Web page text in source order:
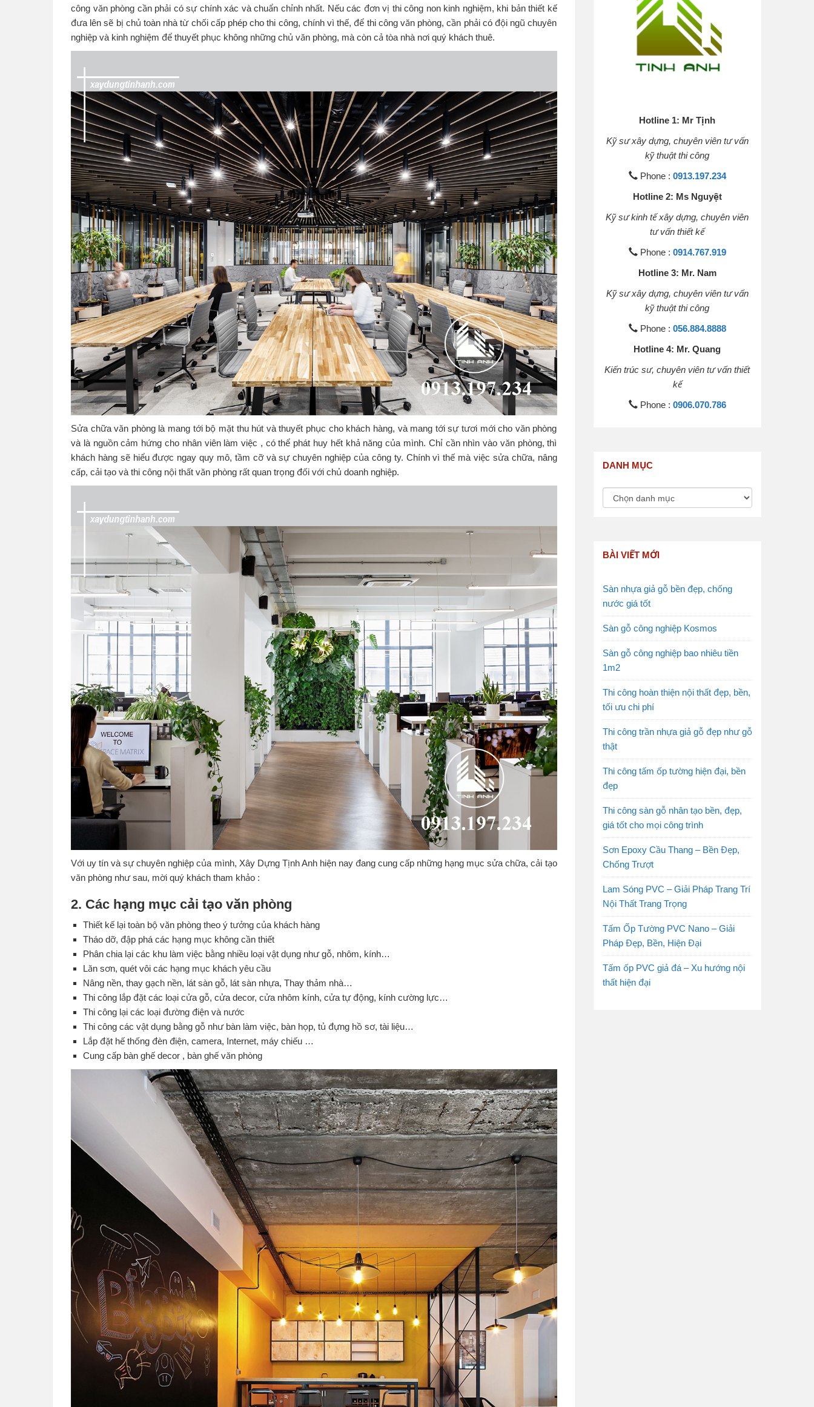
công văn phòng cần phải có sự chính xác và chuẩn chỉnh nhất. Nếu các đơn vị thi công non kinh nghiệm, khi bản thiết kế
đưa lên sẽ bị chủ toàn nhà từ chối cấp phép cho thi công, chính vì thế, để thi công văn phòng, cần phải có đội ngũ chuyên
nghiệp và kinh nghiệm để thuyết phục không những chủ văn phòng, mà còn cả tòa nhà nơi quý khách thuê.
Sửa chữa văn phòng là mang tới bộ mặt thu hút và thuyết phục cho khách hàng, và mang tới sự tươi mới cho văn phòng
và là nguồn cảm hứng cho nhân viên làm việc , có thể phát huy hết khả năng của mình. Chỉ cần nhìn vào văn phòng, thì
khách hàng sẽ hiểu được ngay quy mô, tầm cỡ và sự chuyên nghiệp của công ty. Chính vì thế mà việc sửa chữa, nâng
cấp, cải tạo và thi công nội thất văn phòng rất quan trọng đối với chủ doanh nghiệp.
Với uy tín và sự chuyên nghiệp của mình, Xây Dựng Tịnh Anh hiện nay đang cung cấp những hạng mục sửa chữa, cải tạo
văn phòng như sau, mời quý khách tham khảo :
2. Các hạng mục cải tạo văn phòng
Thiết kế lại toàn bộ văn phòng theo ý tưởng của khách hàng
Tháo dỡ, đập phá các hạng mục không cần thiết
Phân chia lại các khu làm việc bằng nhiều loại vật dụng như gỗ, nhôm, kính…
Lăn sơn, quét vôi các hạng mục khách yêu cầu
Nâng nền, thay gạch nền, lát sàn gỗ, lát sàn nhựa, Thay thảm nhà…
Thi công lắp đặt các loại cửa gỗ, cửa decor, cửa nhôm kính, cửa tự động, kính cường lực…
Thi công lại các loại đường điện và nước
Thi công các vật dụng bằng gỗ như bàn làm việc, bàn họp, tủ đựng hồ sơ, tài liệu…
Lắp đặt hế thống đèn điện, camera, Internet, máy chiếu …
Cung cấp bàn ghế decor , bàn ghế văn phòng
Hotline 1: Mr Tịnh
Kỹ sư xây dựng, chuyên viên tư vấn
kỹ thuật thi công
Phone : 0913.197.234
Hotline 2: Ms Nguyệt
Kỹ sư kinh tế xây dựng, chuyên viên
tư vấn thiết kế
Phone : 0914.767.919
Hotline 3: Mr. Nam
Kỹ sư xây dựng, chuyên viên tư vấn
kỹ thuật thi công
Phone : 056.884.8888
Hotline 4: Mr. Quang
Kiến trúc sư, chuyên viên tư vấn thiết
kế
Phone : 0906.070.786
DANH MỤC
BÀI VIẾT MỚI
Sàn nhựa giả gỗ bền đẹp, chống
nước giá tốt
Sàn gỗ công nghiệp Kosmos
Sàn gỗ công nghiệp bao nhiêu tiền
1m2
Thi công hoàn thiện nội thất đẹp, bền,
tối ưu chi phí
Thi công trần nhựa giả gỗ đẹp như gỗ
thật
Thi công tấm ốp tường hiện đại, bền
đẹp
Thi công sàn gỗ nhân tạo bền, đẹp,
giá tốt cho mọi công trình
Sơn Epoxy Cầu Thang – Bền Đẹp,
Chống Trượt
Lam Sóng PVC – Giải Pháp Trang Trí
Nội Thất Trang Trọng
Tấm Ốp Tường PVC Nano – Giải
Pháp Đẹp, Bền, Hiện Đại
Tấm ốp PVC giả đá – Xu hướng nội
thất hiện đại